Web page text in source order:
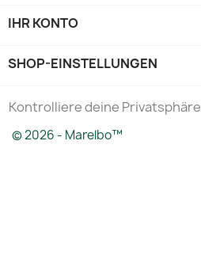
IHR KONTO
SHOP-EINSTELLUNGEN
Kontrolliere deine Privatsphäre
© 2026 - Marelbo™